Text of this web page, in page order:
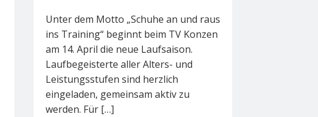
Unter dem Motto „Schuhe an und raus
ins Training“ beginnt beim TV Konzen
am 14. April die neue Laufsaison.
Laufbegeisterte aller Alters- und
Leistungsstufen sind herzlich
eingeladen, gemeinsam aktiv zu
werden. Für […]